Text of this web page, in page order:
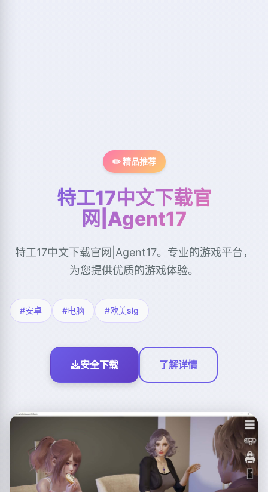
✏️ 精品推荐
特工17中文下载官
网|Agent17
特工17中文下载官网|Agent17。专业的游戏平台，
为您提供优质的游戏体验。
#安卓 #电脑 #欧美slg
安全下载 了解详情